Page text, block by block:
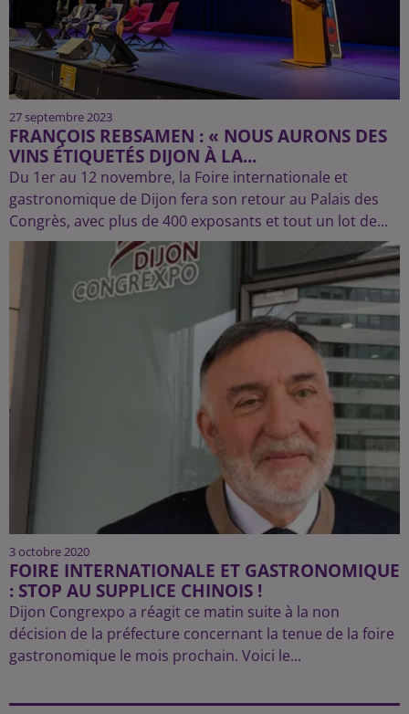
27 septembre 2023
FRANÇOIS REBSAMEN : « NOUS AURONS DES
VINS ÉTIQUETÉS DIJON À LA...
Du 1er au 12 novembre, la Foire internationale et
gastronomique de Dijon fera son retour au Palais des
Congrès, avec plus de 400 exposants et tout un lot de...
3 octobre 2020
FOIRE INTERNATIONALE ET GASTRONOMIQUE
: STOP AU SUPPLICE CHINOIS !
Dijon Congrexpo a réagit ce matin suite à la non
décision de la préfecture concernant la tenue de la foire
gastronomique le mois prochain. Voici le...